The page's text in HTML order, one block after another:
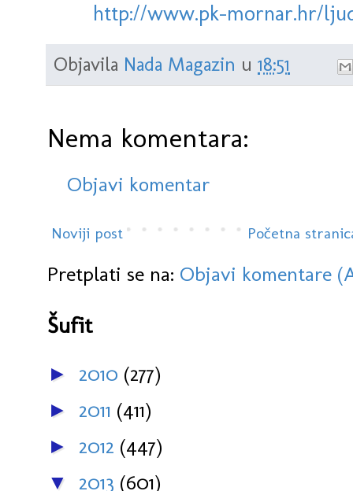
http://www.pk-mornar.hr/
Objavila Nada Magazin u 18:51
Nema komentara:
Objavi komentar
Noviji post Početna
Pretplati se na: Objavi komentare
Šufit
► 2010 (277)
► 2011 (411)
► 2012 (447)
▼ 2013 (601)